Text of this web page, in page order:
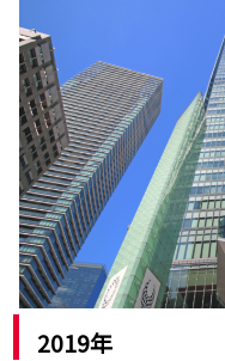
味の素独身
日立製作所
1986年
羽田空港造
1985年
東京ガス構
宮崎台ラ
1983年
専修大学土
東京電力新
1982年
2019年